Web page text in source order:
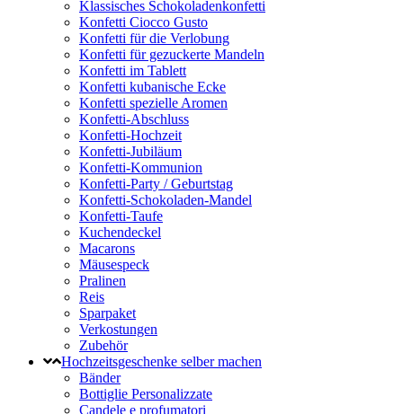
Klassisches Schokoladenkonfetti
Konfetti Ciocco Gusto
Konfetti für die Verlobung
Konfetti für gezuckerte Mandeln
Konfetti im Tablett
Konfetti kubanische Ecke
Konfetti spezielle Aromen
Konfetti-Abschluss
Konfetti-Hochzeit
Konfetti-Jubiläum
Konfetti-Kommunion
Konfetti-Party / Geburtstag
Konfetti-Schokoladen-Mandel
Konfetti-Taufe
Kuchendeckel
Macarons
Mäusespeck
Pralinen
Reis
Sparpaket
Verkostungen
Zubehör
Hochzeitsgeschenke selber machen
Bänder
Bottiglie Personalizzate
Candele e profumatori